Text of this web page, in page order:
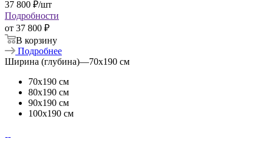
37 800 ₽/шт
Подробности
от 37 800 ₽
В корзину
Подробнее
Ширина (глубина)—70х190 см
70х190 см
80х190 см
90х190 см
100х190 см